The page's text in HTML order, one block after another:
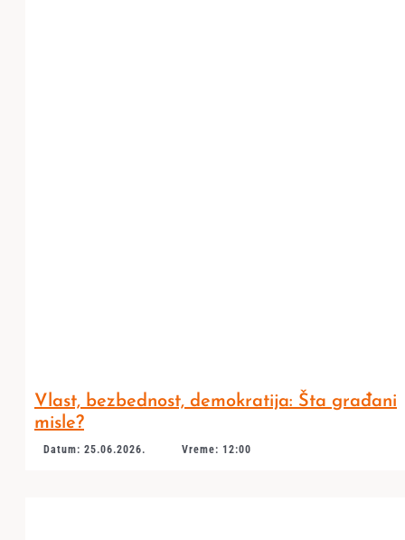
Vlast, bezbednost, demokratija: Šta građani
misle?
Datum: 25.06.2026. Vreme: 12:00